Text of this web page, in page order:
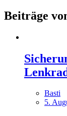
Beiträge
Basti
5.